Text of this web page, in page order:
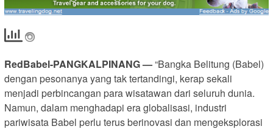
RedBabel-PANGKALPINANG —“Bangka Belitung (Babel)
dengan pesonanya yang tak tertandingi, kerap sekali
menjadi perbincangan para wisatawan dari seluruh dunia.
Namun, dalam menghadapi era globalisasi, industri
pariwisata Babel perlu terus berinovasi dan mengeksplorasi